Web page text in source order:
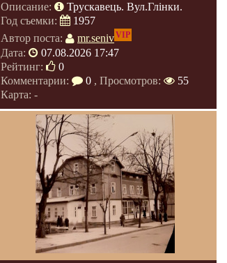
Описание:
Трускавець. Вул.Глінки.
Год съемки:
1957
Автор поста:
mr.senivVIP
Дата:
07.08.2026 17:47
Рейтинг:
0
Комментарии:
0 , Просмотров:
55
Карта: -